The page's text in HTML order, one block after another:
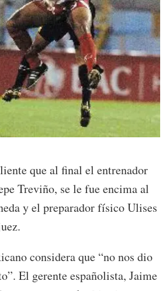
que al final el entrenador
Treviño, se le fue encima al
y el preparador físico Ulises
considera que “no nos dio
El gerente españolista, Jaime